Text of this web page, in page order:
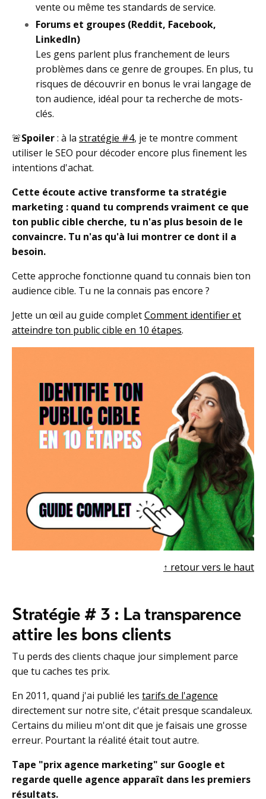
vente ou même tes standards de service.
Forums et groupes (Reddit, Facebook,
LinkedIn)
Les gens parlent plus franchement de leurs
problèmes dans ce genre de groupes. En plus, tu
risques de découvrir en bonus le vrai langage de
ton audience, idéal pour ta recherche de mots-
clés.
🚨Spoiler: à la stratégie #4, je te montre comment
utiliser le SEO pour décoder encore plus finement les
intentions d'achat.
Cette écoute active transforme ta stratégie
marketing : quand tu comprends vraiment ce que
ton public cible cherche, tu n'as plus besoin de le
convaincre. Tu n'as qu'à lui montrer ce dont il a
besoin.
Cette approche fonctionne quand tu connais bien ton
audience cible. Tu ne la connais pas encore ?
Jette un œil au guide completComment identifier et
atteindre ton public cible en 10 étapes.
↑ retour vers le haut
Stratégie # 3 : La transparence
attire les bons clients
Tu perds des clients chaque jour simplement parce
que tu caches tes prix.
En 2011, quand j'ai publié les tarifs de l'agence
directement sur notre site, c'était presque scandaleux.
Certains du milieu m'ont dit que je faisais une grosse
erreur. Pourtant la réalité était tout autre.
Tape "prix agence marketing" sur Google et
regarde quelle agence apparaît dans les premiers
résultats.